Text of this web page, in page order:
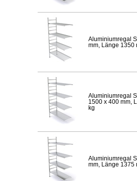
Aluminiumregal
mm, Länge 1350
Aluminiumregal
1500 x 400 mm,
kg
Aluminiumregal
mm, Länge 1375